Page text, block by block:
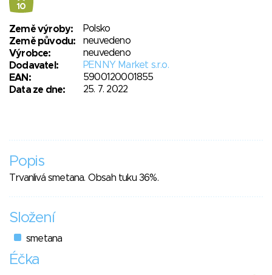
10
Země výroby:
Polsko
Země původu:
neuvedeno
Výrobce:
neuvedeno
Dodavatel:
PENNY Market s.r.o.
EAN:
5900120001855
Data ze dne:
25. 7. 2022
Popis
Trvanlivá smetana. Obsah tuku 36%.
Složení
smetana
Éčka